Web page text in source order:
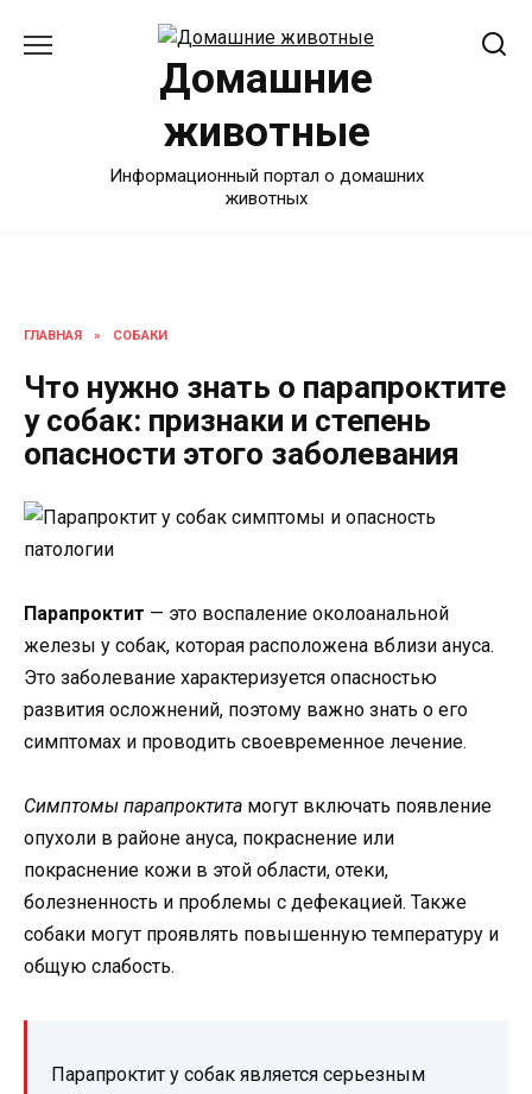
Домашние
животные
Информационный портал о домашних
животных
ГЛАВНАЯ » СОБАКИ
Что нужно знать о парапроктите
у собак: признаки и степень
опасности этого заболевания
Парапроктит — это воспаление околоанальной
железы у собак, которая расположена вблизи ануса.
Это заболевание характеризуется опасностью
развития осложнений, поэтому важно знать о его
симптомах и проводить своевременное лечение.
Симптомы парапроктита могут включать появление
опухоли в районе ануса, покраснение или
покраснение кожи в этой области, отеки,
болезненность и проблемы с дефекацией. Также
собаки могут проявлять повышенную температуру и
общую слабость.
Парапроктит у собак является серьезным